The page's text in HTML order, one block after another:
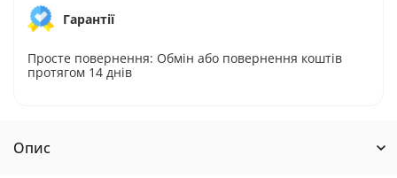
Гарантії
Просте повернення: Обмін або повернення коштів
протягом 14 днів
Опис